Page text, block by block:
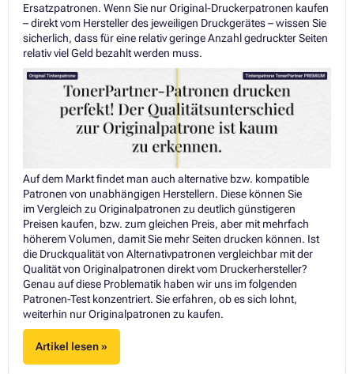
Ersatzpatronen. Wenn Sie nur Original-Druckerpatronen kaufen
– direkt vom Hersteller des jeweiligen Druckgerätes – wissen Sie
sicherlich, dass für eine relativ geringe Anzahl gedruckter Seiten
relativ viel Geld bezahlt werden muss.
Auf dem Markt findet man auch alternative bzw. kompatible
Patronen von unabhängigen Herstellern. Diese können Sie
im Vergleich zu Originalpatronen zu deutlich günstigeren
Preisen kaufen, bzw. zum gleichen Preis, aber mit mehrfach
höherem Volumen, damit Sie mehr Seiten drucken können. Ist
die Druckqualität von Alternativpatronen vergleichbar mit der
Qualität von Originalpatronen direkt vom Druckerhersteller?
Genau auf diese Problematik haben wir uns im folgenden
Patronen-Test konzentriert. Sie erfahren, ob es sich lohnt,
weiterhin nur Originalpatronen zu kaufen.
Artikel lesen »